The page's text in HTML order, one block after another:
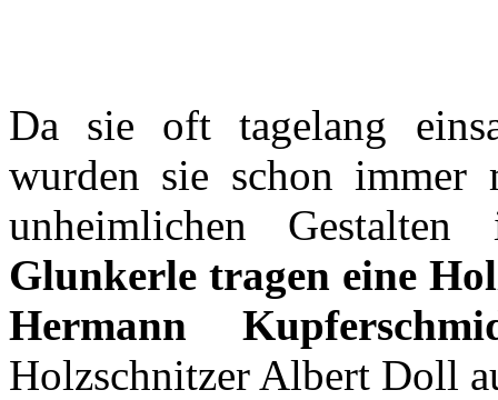
Da sie oft tagelang
wurden sie schon immer
unheimlichen
Glunkerle tragen eine
Hermann
Holzschnitzer Albert Doll